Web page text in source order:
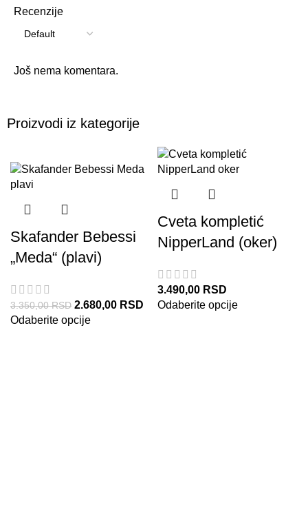
Recenzije
Još nema komentara.
Proizvodi iz kategorije
Skafander Bebessi
„Meda“ (plavi)
3.350,00RSD 2.680,00 RSD
Odaberite opcije
Cveta kompletić
NipperLand (oker)
3.490,00 RSD
Odaberite opcije